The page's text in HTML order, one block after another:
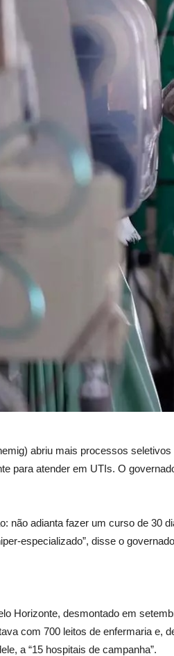
abriu mais processos
para atender em UTIs. O
não adianta fazer um curso de
especializado”, disse o
Horizonte, desmontado em
com 700 leitos de enfermaria
a “15 hospitais de campanha”.